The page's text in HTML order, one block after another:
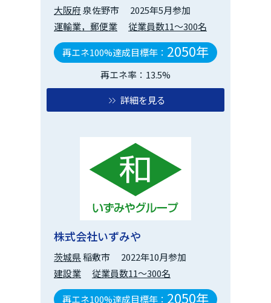
大阪府泉佐野市
2025年5月参加
運輸業，郵便業
従業員数11～300名
再エネ100%達成目標年： 2050年
再エネ率：13.5%
詳細を見る
株式会社いずみや
茨城県稲敷市
2022年10月参加
建設業
従業員数11～300名
再エネ100%達成目標年： 2050年